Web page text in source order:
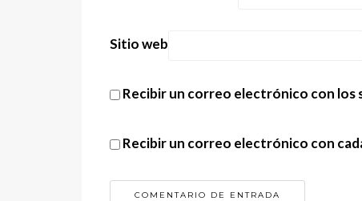
Sitio web
Recibir un correo electrónico con
Recibir un correo electrónico con